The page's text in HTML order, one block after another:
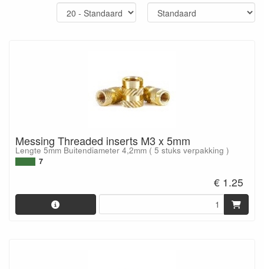
Messing Threaded inserts M3 x 5mm
Lengte 5mm Buitendiameter 4,2mm ( 5 stuks verpakking )
7
€ 1.25